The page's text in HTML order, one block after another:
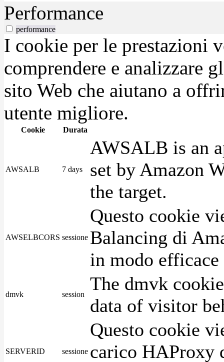
Performance
performance
I cookie per le prestazioni
comprendere e analizzare
sito Web che aiutano a
utente migliore.
Cookie Durata
AWSALB 7 days
AWSALB is an
set by Amazon
the target.
AWSELBCORS sessione
Questo cookie
Balancing di
in modo
dmvk session
The dmvk
data of visitor
SERVERID sessione
Questo cookie
carico HAProxy